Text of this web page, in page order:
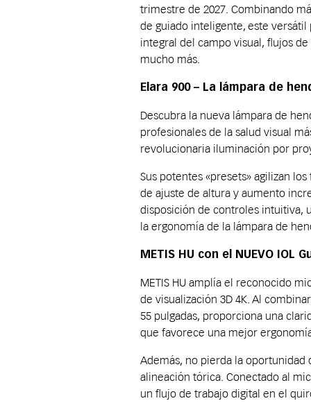
trimestre de 2027. Combinando
de guiado inteligente, este
integral del campo visual, flujos
mucho más.
Elara 900 – La lámpara de
Descubra la nueva lámpara de
profesionales de la salud visual
revolucionaria iluminación por
Sus potentes «presets» agilizan
de ajuste de altura y aumento
disposición de controles intuitiva,
la ergonomía de la lámpara de
METIS HU con el NUEVO IOL
METIS HU amplía el reconocido
de visualización 3D 4K. Al
55 pulgadas, proporciona una
que favorece una mejor
Además, no pierda la oportunidad
alineación tórica. Conectado al
un flujo de trabajo digital en el